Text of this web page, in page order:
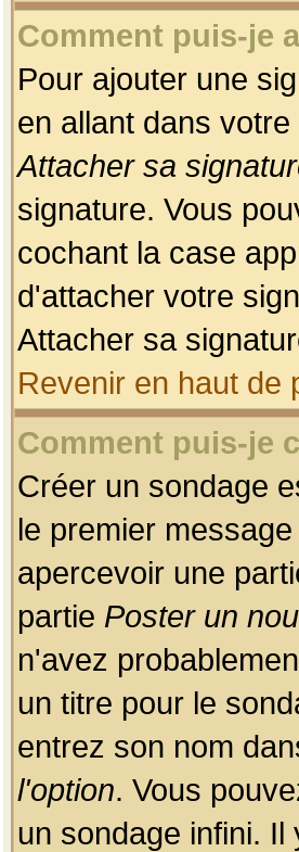
Comment puis-je
Pour ajouter une
en allant dans
Attacher sa
signature. Vous
cochant la case
d'attacher votre
Attacher sa
Revenir en haut de
Comment puis-je
Créer un sondage
le premier
apercevoir une
partie Poster un
n'avez
un titre pour le
entrez son nom
l'option. Vous
un sondage infini.